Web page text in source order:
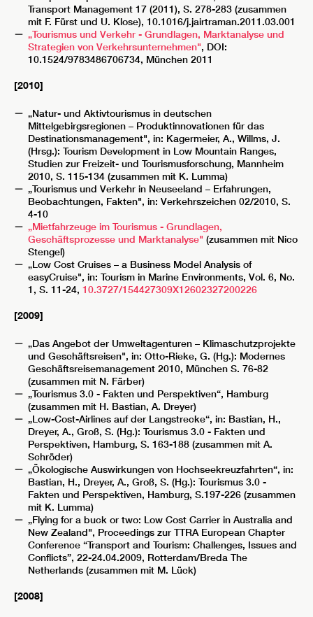
Transport Management 17 (2011), S. 278-283 (zusammen
mit F. Fürst und U. Klose), 10.1016/j.jairtraman.2011.03.001
„Tourismus und Verkehr - Grundlagen, Marktanalyse und
Strategien von Verkehrsunternehmen", DOI:
10.1524/9783486706734, München 2011
[2010]
„Natur- und Aktivtourismus in deutschen
Mittelgebirgsregionen – Produktinnovationen für das
Destinationsmanagement", in: Kagermeier, A., Willms, J.
(Hrsg.): Tourism Development in Low Mountain Ranges,
Studien zur Freizeit- und Tourismusforschung, Mannheim
2010, S. 115-134 (zusammen mit K. Lumma)
„Tourismus und Verkehr in Neuseeland – Erfahrungen,
Beobachtungen, Fakten", in: Verkehrszeichen 02/2010, S.
4-10
„Mietfahrzeuge im Tourismus - Grundlagen,
Geschäftsprozesse und Marktanalyse" (zusammen mit Nico
Stengel)
„Low Cost Cruises – a Business Model Analysis of
easyCruise", in: Tourism in Marine Environments, Vol. 6, No.
1, S. 11-24, 10.3727/154427309X12602327200226
[2009]
„Das Angebot der Umweltagenturen – Klimaschutzprojekte
und Geschäftsreisen", in: Otto-Rieke, G. (Hg.): Modernes
Geschäftsreisemanagement 2010, München S. 76-82
(zusammen mit N. Färber)
„Tourismus 3.0 - Fakten und Perspektiven“, Hamburg
(zusammen mit H. Bastian, A. Dreyer)
„Low-Cost-Airlines auf der Langstrecke“, in: Bastian, H.,
Dreyer, A., Groß, S. (Hg.): Tourismus 3.0 - Fakten und
Perspektiven, Hamburg, S. 163-188 (zusammen mit A.
Schröder)
„Ökologische Auswirkungen von Hochseekreuzfahrten“, in:
Bastian, H., Dreyer, A., Groß, S. (Hg.): Tourismus 3.0 -
Fakten und Perspektiven, Hamburg, S.197-226 (zusammen
mit K. Lumma)
„Flying for a buck or two: Low Cost Carrier in Australia and
New Zealand", Proceedings zur TTRA European Chapter
Conference “Transport and Tourism: Challenges, Issues and
Conflicts”, 22-24.04.2009, Rotterdam/Breda The
Netherlands (zusammen mit M. Lück)
[2008]